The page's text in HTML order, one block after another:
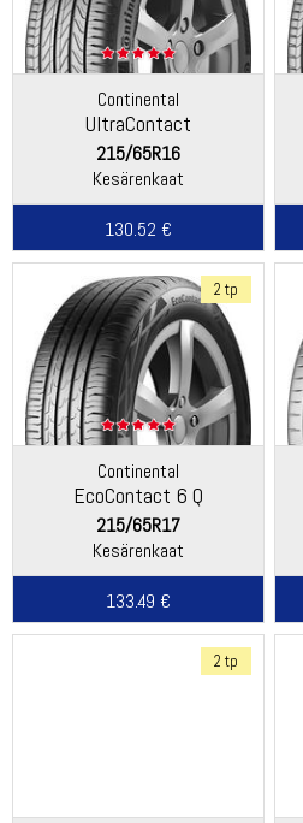
Continental
UltraContact
215/65R16
Kesärenkaat
130.52 €
2 tp
Continental
EcoContact 6 Q
215/65R17
Kesärenkaat
133.49 €
2 tp